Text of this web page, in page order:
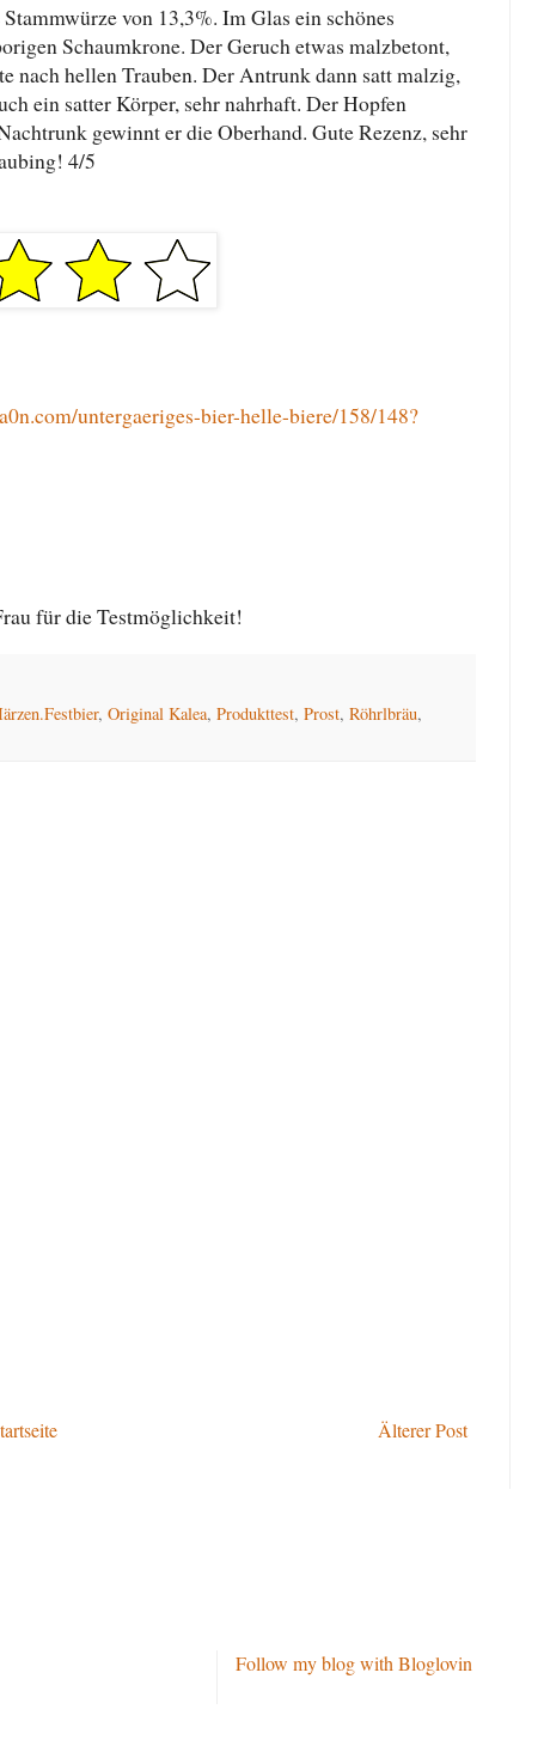
von 13,3%. Im Glas ein schönes
Schaumkrone. Der Geruch etwas malzbetont,
nach hellen Trauben. Der Antrunk dann satt malzig,
ein satter Körper, sehr nahrhaft. Der Hopfen
gewinnt er die Oberhand. Gute Rezenz, sehr
4/5
untergaeriges-bier-helle-biere/158/148?
für die Testmöglichkeit!
, Original Kalea, Produkttest, Prost, Röhrlbräu,
Älterer Post
Follow my blog with Bloglovin